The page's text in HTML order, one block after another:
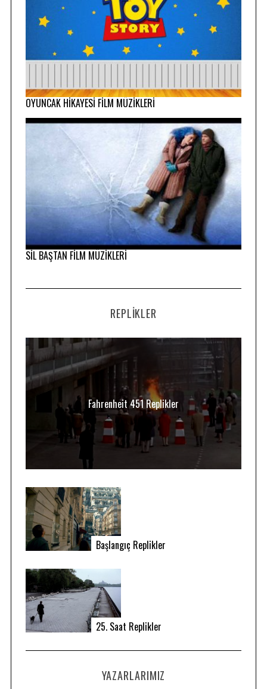
OYUNCAK HİKAYESİ FİLM MÜZİKLERİ
SİL BAŞTAN FİLM MÜZİKLERİ
REPLIKLER
Fahrenheit 451 Replikler
Başlangıç Replikler
25. Saat Replikler
YAZARLARIMIZ